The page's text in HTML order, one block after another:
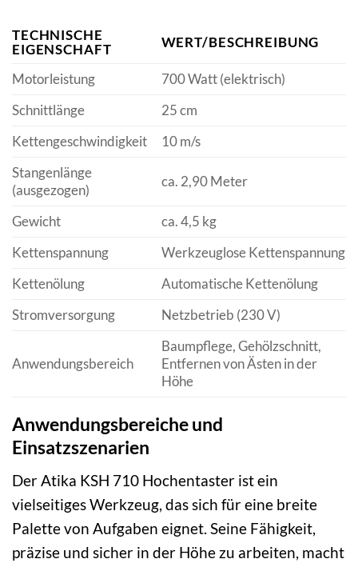
TECHNISCHE
EIGENSCHAFT
WERT/BESCHREIBUNG
Motorleistung
700 Watt (elektrisch)
Schnittlänge
25 cm
Kettengeschwindigkeit
10 m/s
Stangenlänge
(ausgezogen)
ca. 2,90 Meter
Gewicht
ca. 4,5 kg
Kettenspannung
Werkzeuglose Kettenspannung
Kettenölung
Automatische Kettenölung
Stromversorgung
Netzbetrieb (230 V)
Anwendungsbereich
Baumpflege, Gehölzschnitt,
Entfernen von Ästen in der
Höhe
Anwendungsbereiche und
Einsatzszenarien
Der Atika KSH 710 Hochentaster ist ein
vielseitiges Werkzeug, das sich für eine breite
Palette von Aufgaben eignet. Seine Fähigkeit,
präzise und sicher in der Höhe zu arbeiten, macht